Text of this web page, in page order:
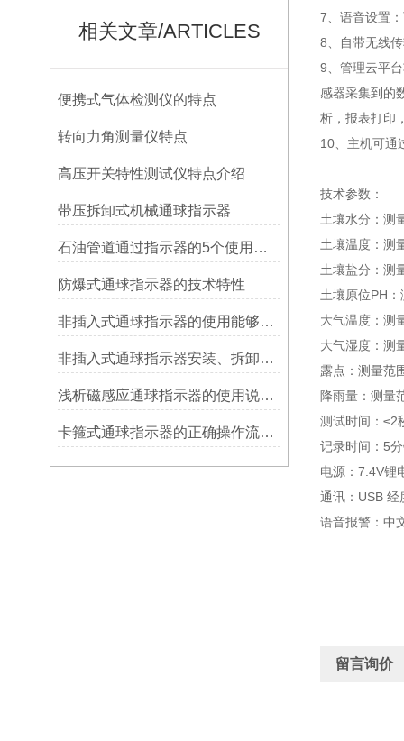
相关文章/ARTICLES
便携式气体检测仪的特点
转向力角测量仪特点
高压开关特性测试仪特点介绍
带压拆卸式机械通球指示器
石油管道通过指示器的5个使用说明
防爆式通球指示器的技术特性
非插入式通球指示器的使用能够满足各类管道的要求
非插入式通球指示器安装、拆卸灵活方便
浅析磁感应通球指示器的使用说明及特点
卡箍式通球指示器的正确操作流程介绍
7、语音设置
8、自带无线
9、管理云平
感器采集到的
析，报表打印
10、主机可通
技术参数：
土壤水分：测
土壤温度：
土壤盐分：测
土壤原位PH
大气温度：
大气湿度：测
露点：测量
降雨量：测量
测试时间：≤2
记录时间：5
电源：7.4V锂
通讯：USB 经
语音报警：中
留言询价